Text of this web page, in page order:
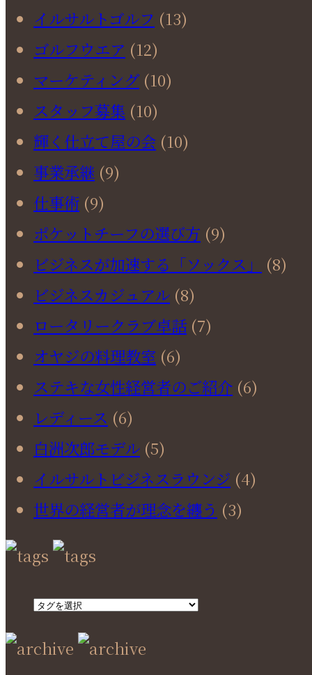
イルサルトゴルフ (13)
ゴルフウエア (12)
マーケティング(10)
スタッフ募集 (10)
輝く仕立て屋の会 (10)
事業承継 (9)
仕事術 (9)
ポケットチーフの選び方 (9)
ビジネスが加速する「ソックス」
(8)
ビジネスカジュアル (8)
ロータリークラブ卓話 (7)
オヤジの料理教室 (6)
ステキな女性経営者のご紹介 (6)
レディース (6)
白洲次郎モデル (5)
イルサルトビジネスラウンジ (4)
世界の経営者が理念を纏う (3)